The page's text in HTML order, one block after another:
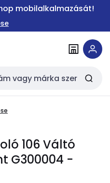
mobilalkalmazását!
106 Váltó
G300004 -